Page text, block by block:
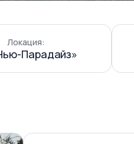
Локация:
Парадайз»